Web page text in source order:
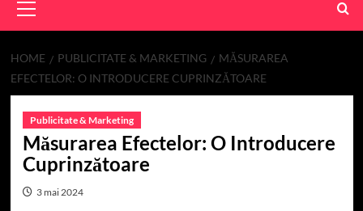
Menu
HOME PUBLICITATE & MARKETING
MĂSURAREA
EFECTELOR: O INTRODUCERE CUPRINZĂTOARE
Publicitate & Marketing
Măsurarea Efectelor: O Introducere
Cuprinzătoare
3 mai 2024